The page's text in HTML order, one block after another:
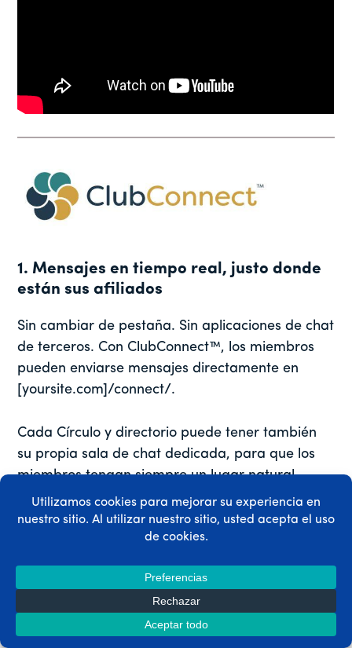
1. Mensajes en tiempo real, justo donde
están sus afiliados
Sin cambiar de pestaña. Sin aplicaciones de chat
de terceros. Con ClubConnect™, los miembros
pueden enviarse mensajes directamente en
[yoursite.com]/connect/.
Cada Círculo y directorio puede tener también
su propia sala de chat dedicada, para que los
miembros tengan siempre un lugar natural
donde iniciar una conversación con las personas
de su entorno.
Tanto si tus socios quieren un intercambio
privado uno a uno como un hilo de grupo,